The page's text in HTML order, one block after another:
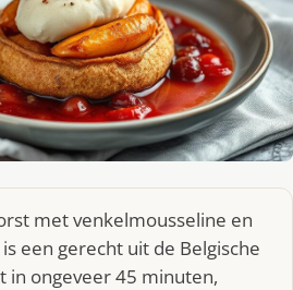
met venkelmousseline en
een gerecht uit de Belgische
in ongeveer 45 minuten,